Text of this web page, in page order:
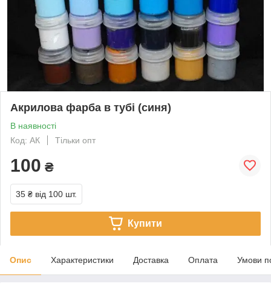
Акрилова фарба в тубі (синя)
В наявності
Код: АК
Тільки опт
100 ₴
35 ₴ від 100 шт.
Купити
Опис Характеристики Доставка Оплата Умови